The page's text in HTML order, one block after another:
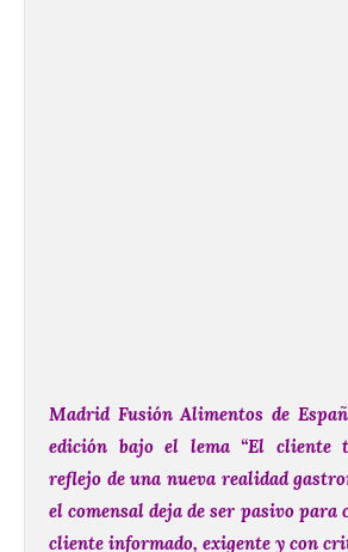
Madrid Fusión Alimentos de
edición bajo el lema “El cliente
reflejo de una nueva realidad
el comensal deja de ser pasivo para
cliente informado, exigente y con